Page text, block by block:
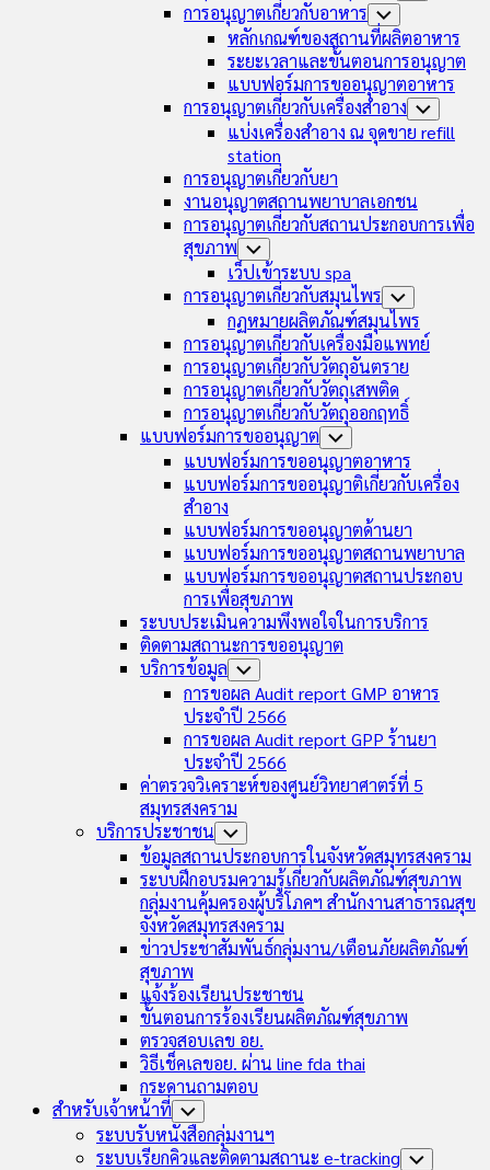
การอนุญาตเกี่ยวกับอาหาร Toggle
Child
Menu
หลักเกณฑ์ของสถานที่ผลิตอาหาร
ระยะเวลาและขั้นตอนการอนุญาต
แบบฟอร์มการขออนุญาตอาหาร
การอนุญาตเกี่ยวกับเครื่องสำอาง Toggle
Child
Menu
แบ่งเครื่องสำอาง ณ จุดขาย refill
station
การอนุญาตเกี่ยวกับยา
งานอนุญาตสถานพยาบาลเอกชน
การอนุญาตเกี่ยวกับสถานประกอบการเพื่อ
สุขภาพ Toggle
Child
Menu
เว็ปเข้าระบบ spa
การอนุญาตเกี่ยวกับสมุนไพร Toggle
Child
Menu
กฏหมายผลิตภัณฑ์สมุนไพร
การอนุญาตเกี่ยวกับเครื่องมือแพทย์
การอนุญาตเกี่ยวกับวัตถุอันตราย
การอนุญาตเกี่ยวกับวัตถุเสพติด
การอนุญาตเกี่ยวกับวัตถุออกฤทธิ์
แบบฟอร์มการขออนุญาต Toggle
Child
Menu
แบบฟอร์มการขออนุญาตอาหาร
แบบฟอร์มการขออนุญาติเกี่ยวกับเครื่อง
สำอาง
แบบฟอร์มการขออนุญาตด้านยา
แบบฟอร์มการขออนุญาตสถานพยาบาล
แบบฟอร์มการขออนุญาตสถานประกอบ
การเพื่อสุขภาพ
ระบบประเมินความพึงพอใจในการบริการ
ติดตามสถานะการขออนุญาต
บริการข้อมูล Toggle
Child
Menu
การขอผล Audit report GMP อาหาร
ประจำปี 2566
การขอผล Audit report GPP ร้านยา
ประจำปี 2566
ค่าตรวจวิเคราะห์ของศูนย์วิทยาศาตร์ที่ 5
สมุทรสงคราม
บริการประชาชน Toggle
Child
Menu
ข้อมูลสถานประกอบการในจังหวัดสมุทรสงคราม
ระบบฝึกอบรมความรู้เกี่ยวกับผลิตภัณฑ์สุขภาพ
กลุ่มงานคุ้มครองผู้บริโภคฯ สำนักงานสาธารณสุข
จังหวัดสมุทรสงคราม
ข่าวประชาสัมพันธ์กลุ่มงาน/เตือนภัยผลิตภัณฑ์
สุขภาพ
แจ้งร้องเรียนประชาชน
ขั้นตอนการร้องเรียนผลิตภัณฑ์สุขภาพ
ตรวจสอบเลข อย.
วิธีเช็คเลขอย. ผ่าน line fda thai
กระดานถามตอบ
สำหรับเจ้าหน้าที่ Toggle
Child
Menu
ระบบรับหนังสือกลุ่มงานฯ
ระบบเรียกคิวและติดตามสถานะ e-tracking Toggle